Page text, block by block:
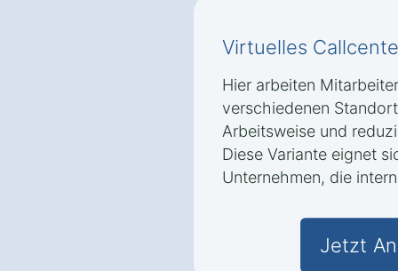
Virtuelles
Hier arbeiten
verschiedenen
Arbeitsweise und
Diese Variante eignet
Unternehmen, die
Jetzt